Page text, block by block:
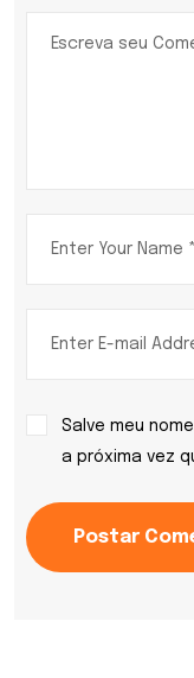
Salve meu
a próxima vez
Postar